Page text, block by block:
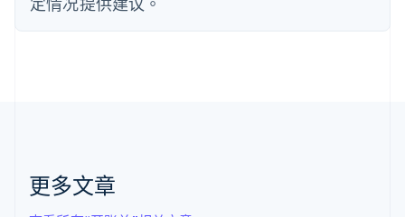
更多文章
芬兰
EnglishSvenska
English Italiano
拉脱维亚